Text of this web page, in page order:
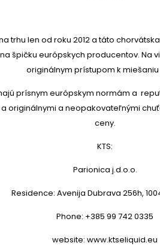
trhu len od roku 2012 a táto
špičku európskych producentov. Na
originálnym prístupom k miešaniu
prísnym európskym normám a
originálnymi a neopakovateľnými
ceny.
KTS:
Parionica j.d.o.o.
Residence: Avenija Dubrava 256h,
Phone: +385 99 742 0335
website: www.ktseliquid.eu